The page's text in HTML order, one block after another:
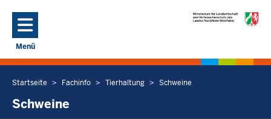
Menü
Navigation aktivieren/deaktivieren: Hauptmenü
Sie
befinden
Startseite Fachinfo Tierhaltung Schweine
Schweine